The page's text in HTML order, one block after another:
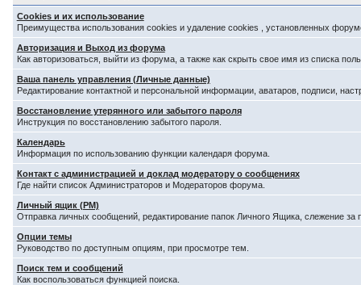
Cookies и их использование
Преимущества использования cookies и удаление cookies , установленных
Авторизация и Выход из форума
Как авторизоваться, выйти из форума, а также как скрыть свое имя из списка
Ваша панель управления (Личные данные)
Редактирование контактной и персональной информации, аватаров, подписи,
Восстановление утерянного или забытого пароля
Инструкция по восстановлению забытого пароля.
Календарь
Информация по использованию функции календаря форума.
Контакт с администрацией и доклад модератору о сообщениях
Где найти список Администраторов и Модераторов форума.
Личный ящик (PM)
Отправка личных сообщений, редактирование папок Личного Ящика, слежение
Опции темы
Руководство по доступным опциям, при просмотре тем.
Поиск тем и сообщений
Как воспользоваться функцией поиска.